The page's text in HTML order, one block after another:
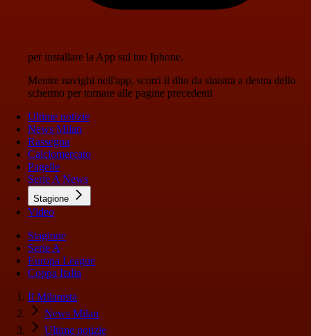
per installare la App sul tuo Iphone.
Mentre navighi nell'app, scorri il dito da sinistra a destra dello
schermo per tornare alle pagine precedenti
Ultime notizie
News Milan
Rassegna
Calciomercato
Pagelle
Serie A News
Stagione
Video
Stagione
Serie A
Europa League
Coppa Italia
Il Milanista
News Milan
Ultime notizie